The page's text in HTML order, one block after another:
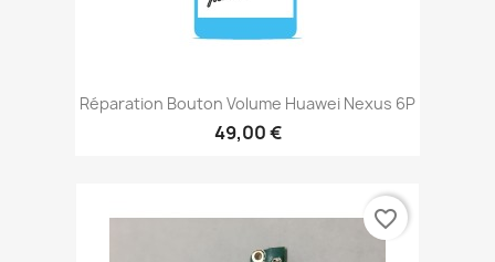
Réparation Bouton Volume Huawei Nexus 6P
49,00 €
favorite_border